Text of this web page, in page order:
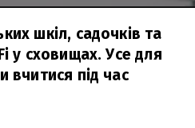
шкіл, садочків та
у сховищах. Усе для
вчитися під час